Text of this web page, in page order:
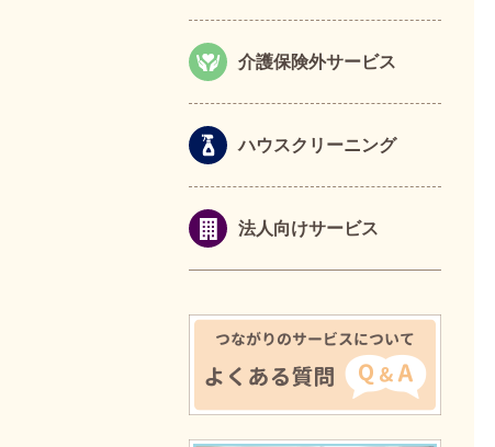
介護保険外サービス
ハウスクリーニング
法人向けサービス